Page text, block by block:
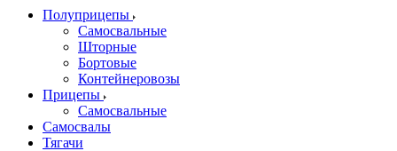
Полуприцепы
Самосвальные
Шторные
Бортовые
Контейнеровозы
Прицепы
Самосвальные
Самосвалы
Тягачи